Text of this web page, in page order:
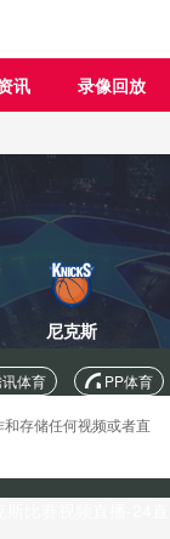
讯 录像回放
尼克斯
讯体育 PP体育
存储任何视频或者直